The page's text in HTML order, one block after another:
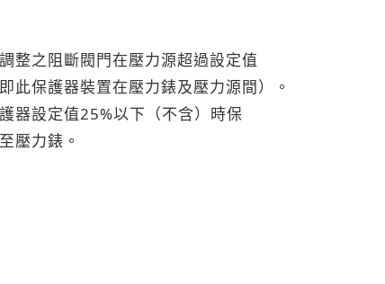
整之阻斷閥門在壓力源超過設定值
此保護器裝置在壓力錶及壓力源間）。
器設定值25%以下（不含）時保
壓力錶。